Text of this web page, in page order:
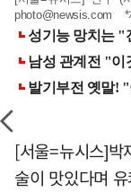
photo@newsis.com *
[서울=뉴시스]박
술이 맛있다며